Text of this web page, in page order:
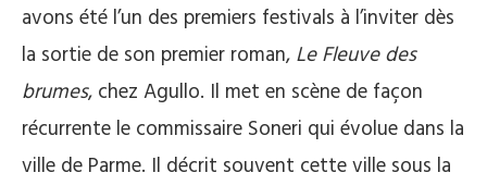
avons été l’un des premiers festivals à l’inviter dès
la sortie de son premier roman, Le Fleuve des
brumes, chez Agullo. Il met en scène de façon
récurrente le commissaire Soneri qui évolue dans la
ville de Parme. Il décrit souvent cette ville sous la